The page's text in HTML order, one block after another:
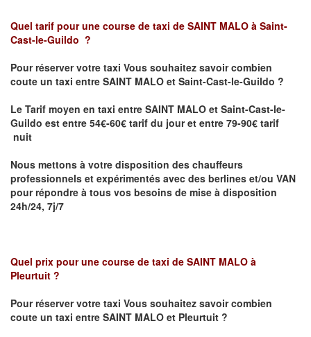
Quel tarif pour une course de taxi de SAINT MALO à Saint-
Cast-le-Guildo ?
Pour réserver votre taxi Vous souhaitez savoircombien
coute un taxi entre SAINT MALO et Saint-Cast-le-Guildo ?
Le Tarif moyen en taxi entre SAINT MALO et Saint-Cast-le-
Guildo est entre 54€-60€ tarif du jour et entre 79-90€ tarif
nuit
Nous mettons à votre disposition des chauffeurs
professionnels et expérimentés avec des berlines et/ou VAN
pour répondre à tous vos besoins de mise à disposition
24h/24, 7j/7
Quel prix pour une course de taxi de SAINT MALO à
Pleurtuit ?
Pour réserver votre taxi Vous souhaitez savoircombien
coute un taxi entre SAINT MALO et Pleurtuit ?